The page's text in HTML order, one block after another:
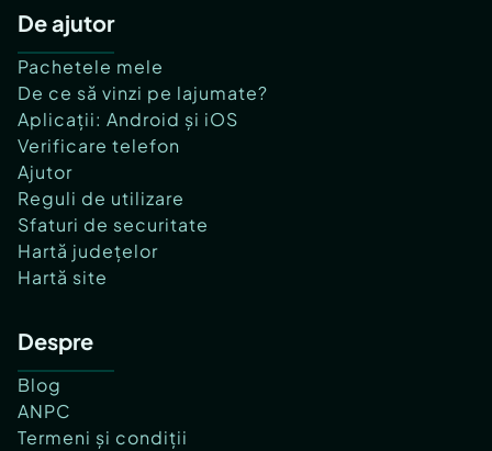
De ajutor
Pachetele mele
De ce să vinzi pe lajumate?
Aplicații: Android și iOS
Verificare telefon
Ajutor
Reguli de utilizare
Sfaturi de securitate
Hartă județelor
Hartă site
Despre
Blog
ANPC
Termeni și condiții